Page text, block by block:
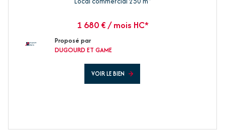
1 680 € / mois HC*
Proposé par
DUGOURD ET GAME
VOIR LE BIEN